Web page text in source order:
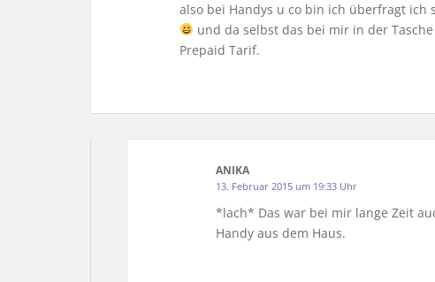
also bei Handys u co bin ich überfragt
und da selbst das bei mir in der
Prepaid Tarif.
ANIKA
13. Februar 2015 um 19:33 Uhr
*lach* Das war bei mir lange Zeit
Handy aus dem Haus.